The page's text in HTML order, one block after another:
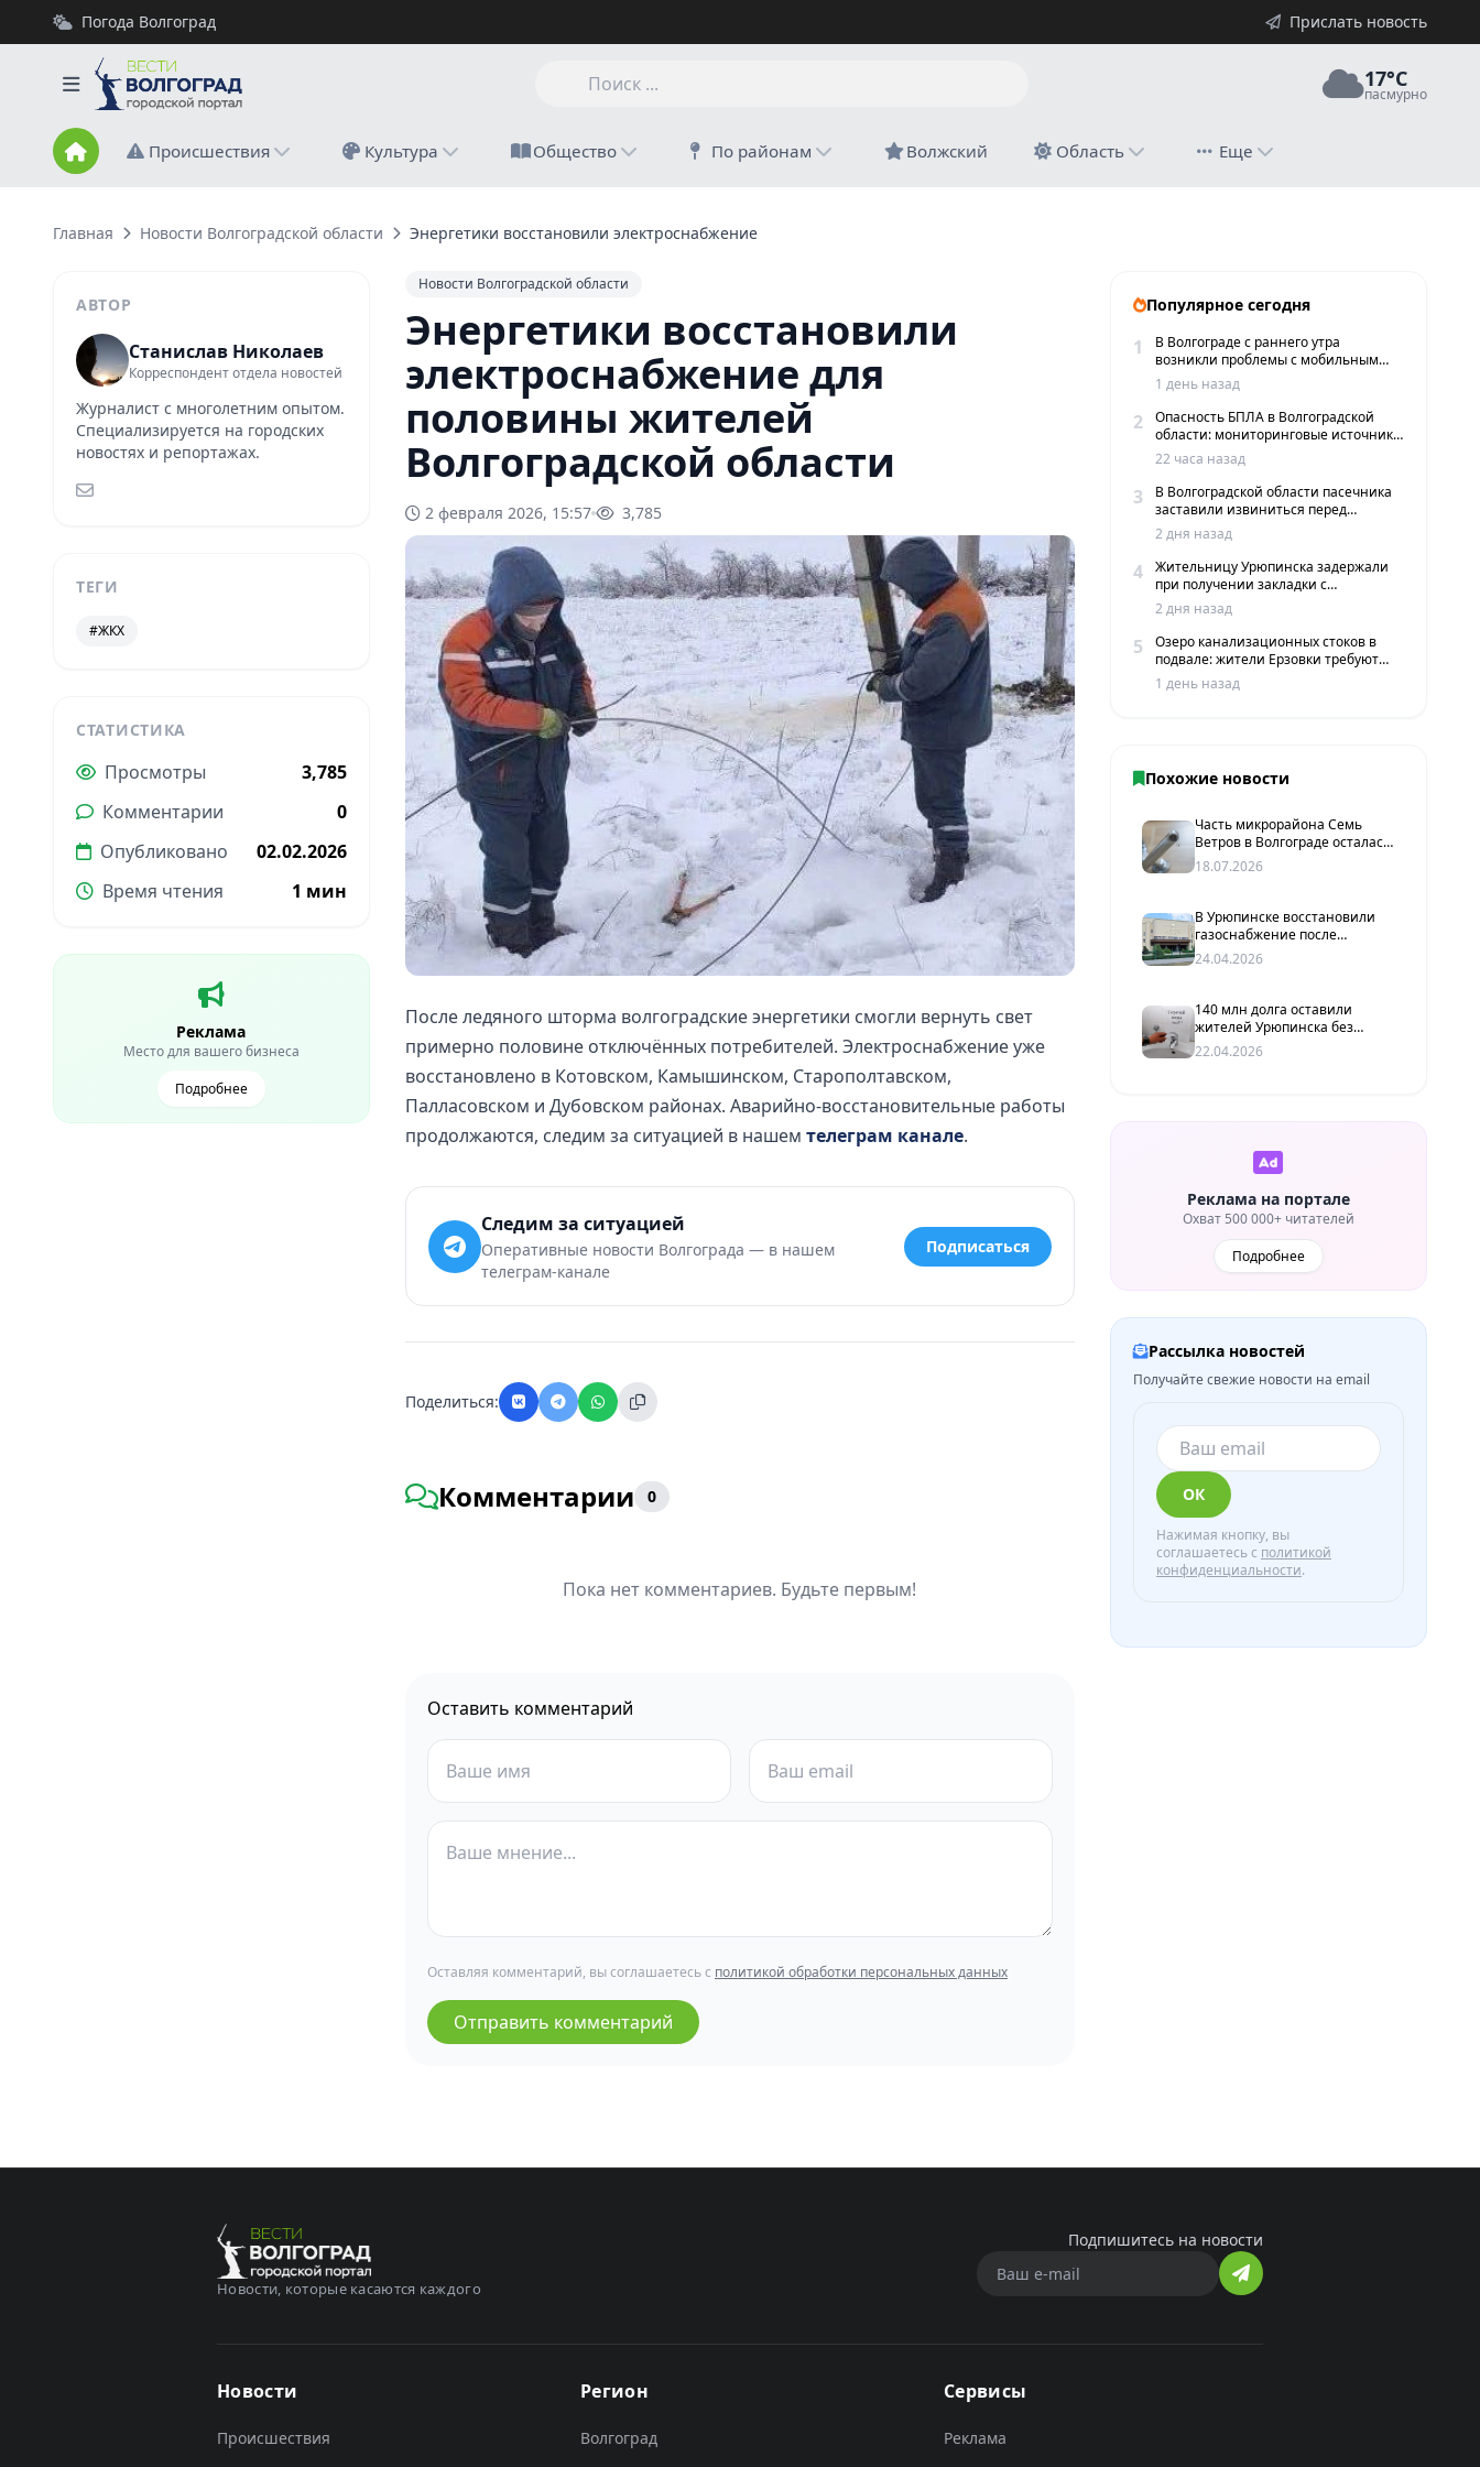
Погода Волгоград Прислать новость
17°C
пасмурно
Происшествия Культура Общество По районам Волжский Область Еще
Главная Новости Волгоградской области Энергетики восстановили электроснабжение для половины жителей Волгоградской области
АВТОР
Станислав Николаев
Корреспондент отдела новостей
Журналист с многолетним опытом.
Специализируется на городских
новостях и репортажах.
ТЕГИ
#ЖКХ
СТАТИСТИКА
Просмотры
3,785
Комментарии
0
Опубликовано
02.02.2026
Время чтения
1 мин
Реклама
Место для вашего бизнеса
Подробнее
Новости Волгоградской области
Энергетики восстановили
электроснабжение для
половины жителей
Волгоградской области
2 февраля 2026, 15:57 3,785
После ледяного шторма волгоградские энергетики смогли вернуть свет
примерно половине отключённых потребителей. Электроснабжение уже
восстановлено в Котовском, Камышинском, Старополтавском,
Палласовском и Дубовском районах. Аварийно-восстановительные работы
продолжаются, следим за ситуацией в нашем телеграм канале.
Следим за ситуацией
Оперативные новости Волгограда — в нашем
телеграм-канале
Подписаться
Поделиться:
Комментарии 0
Пока нет комментариев. Будьте первым!
Оставить комментарий
Оставляя комментарий, вы соглашаетесь с политикой обработки персональных данных
Отправить комментарий
Популярное сегодня
1
В Волгограде с раннего утра
возникли проблемы с мобильным
интернетом и сервисами такси
1 день назад
2
Опасность БПЛА в Волгоградской
области: мониторинговые источники
сообщают о пролетах беспилотников
22 часа назад
3
В Волгоградской области пасечника
заставили извиниться перед
жителями хутора
2 дня назад
4
Жительницу Урюпинска задержали
при получении закладки с
мефедроном в Волгограде
2 дня назад
5
Озеро канализационных стоков в
подвале: жители Ерзовки требуют
срочных мер
1 день назад
Похожие новости
Часть микрорайона Семь
Ветров в Волгограде осталась
без холодной воды из-за
аварии
18.07.2026
В Урюпинске восстановили
газоснабжение после
вмешательства прокуратуры
и суда
24.04.2026
140 млн долга оставили
жителей Урюпинска без
горячей воды
22.04.2026
Реклама на портале
Охват 500 000+ читателей
Подробнее
Рассылка новостей
Получайте свежие новости на email
ОК
Нажимая кнопку, вы
соглашаетесь с политикой
конфиденциальности.
Новости, которые касаются каждого
Подпишитесь на новости
Новости
Происшествия
Регион
Волгоград
Сервисы
Реклама